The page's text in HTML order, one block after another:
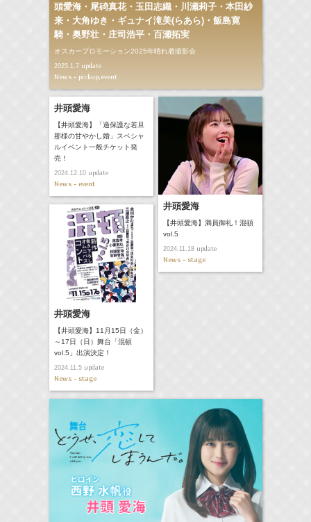
頭愛海・尾碕真花・玉田志織・川瀬莉子・本田紗
来・大角ゆき・ギュナイ滝美(らあら)・飯島寛
騎・奥野壮・庄司浩平・百瀬拓実
オスカープロモーション2025年晴れ着撮影会
2025.1.7update
News - pickup,event
井頭愛海
【井頭愛海】「過保護な若旦
那様の甘やかし婚」スペシャ
ルイベント一般チケット発
売！
2024.12.10update
News - event
井頭愛海
【井頭愛海】満員御礼！混頓
vol.5
2024.11.18update
News - stage
井頭愛海
【井頭愛海】11月15日（金）
～17日（日）舞台「混頓
vol.5」出演決定！
2024.11.5update
News - stage